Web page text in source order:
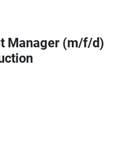
Manager (m/f/d)